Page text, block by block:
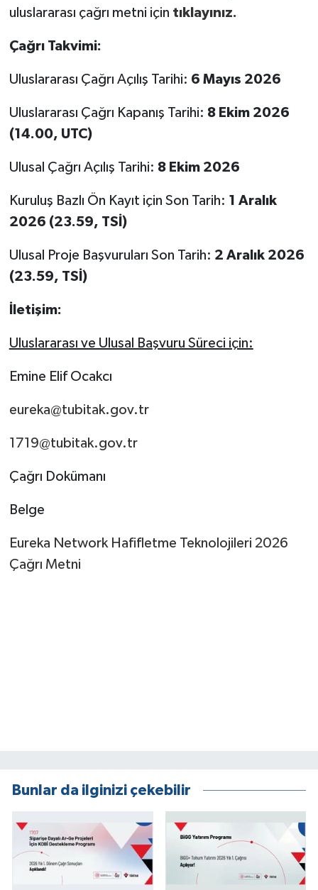
uluslararası çağrı metni için tıklayınız.
Çağrı Takvimi:
Uluslararası Çağrı Açılış Tarihi: 6 Mayıs 2026
Uluslararası Çağrı Kapanış Tarihi: 8 Ekim 2026
(14.00, UTC)
Ulusal Çağrı Açılış Tarihi: 8 Ekim 2026
Kuruluş Bazlı Ön Kayıt için Son Tarih: 1 Aralık
2026 (23.59, TSİ)
Ulusal Proje Başvuruları Son Tarih: 2 Aralık 2026
(23.59, TSİ)
İletişim:
Uluslararası ve Ulusal Başvuru Süreci için:
Emine Elif Ocakcı
eureka@tubitak.gov.tr
1719@tubitak.gov.tr
Çağrı Dokümanı
Belge
Eureka Network Hafifletme Teknolojileri 2026
Çağrı Metni
Bunlar da ilginizi çekebilir